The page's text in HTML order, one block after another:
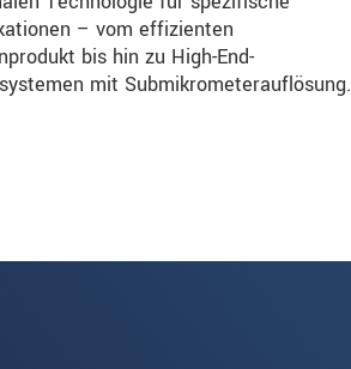
– vom effizienten
bis hin zu High-End-
mit Submikrometerauflösung.